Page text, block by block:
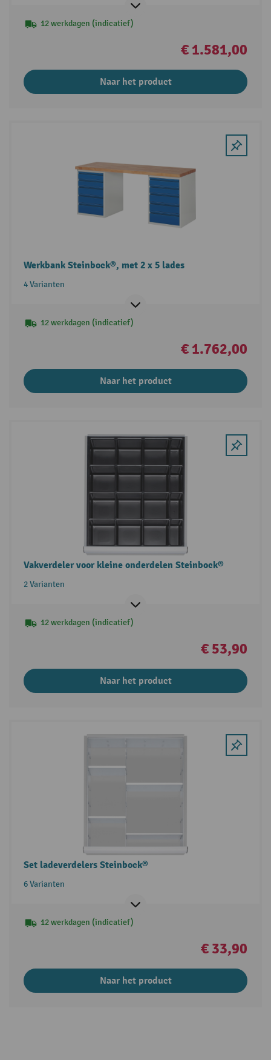
12 werkdagen (indicatief)
€ 1.581,00
Naar het product
Werkbank Steinbock®, met 2 x 5 lades
4 Varianten
12 werkdagen (indicatief)
€ 1.762,00
Naar het product
Vakverdeler voor kleine onderdelen Steinbock®
2 Varianten
12 werkdagen (indicatief)
€ 53,90
Naar het product
Set ladeverdelers Steinbock®
6 Varianten
12 werkdagen (indicatief)
€ 33,90
Naar het product